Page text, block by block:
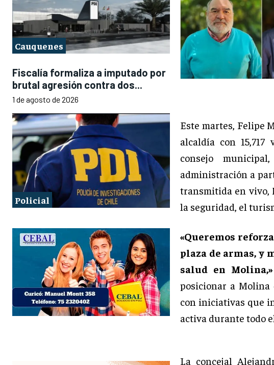
Cauquenes
Fiscalía formaliza a imputado por
brutal agresión contra dos...
1 de agosto de 2026
Policial
Este martes, Felipe
alcaldía con
consejo
administración a
transmitida en vivo,
la seguridad, el
«Queremos
plaza de armas, y
salud en Molina,»
posicionar a
con iniciativas que
activa durante todo
La concejal